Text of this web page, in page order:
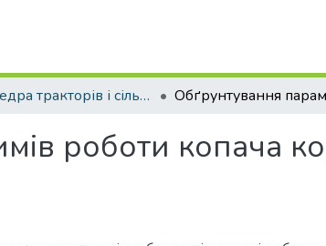
Кафедра тракторів і сільськогосподарських машин . Магістри
роботи копача